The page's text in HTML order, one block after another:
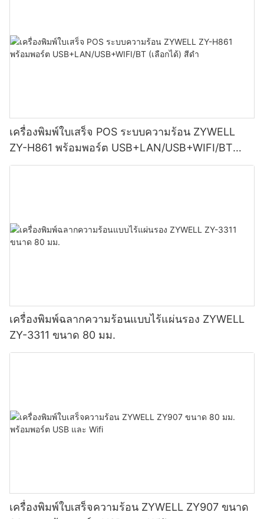
เครื่องพิมพ์ใบเสร็จ POS ระบบความร้อน ZYWELL
ZY-H861 พร้อมพอร์ต USB+LAN/USB+WIFI/BT
(เลือกได้) สีดำ
เครื่องพิมพ์ฉลากความร้อนแบบไร้แผ่นรอง ZYWELL
ZY-3311 ขนาด 80 มม.
เครื่องพิมพ์ใบเสร็จความร้อน ZYWELL ZY907 ขนาด